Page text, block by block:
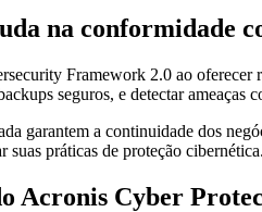
na conformidade
Framework 2.0 ao
seguros, e detectar ameaças
garantem a continuidade dos
suas práticas de proteção cibernética.
Acronis Cyber